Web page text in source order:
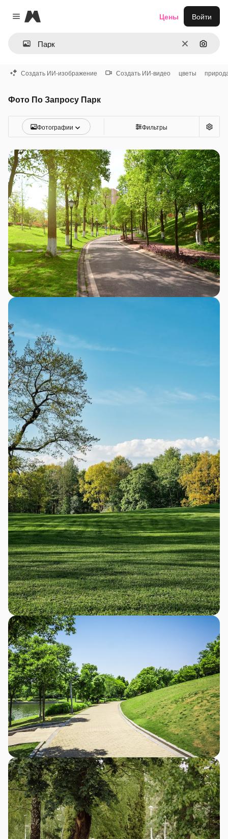
Close menu
Magnific
ОчиститьПоиск
Цены Войти
Создать ИИ-изображение Создать ИИ-видео цветы
Фото По Запросу Парк
Фотографии Фильтры